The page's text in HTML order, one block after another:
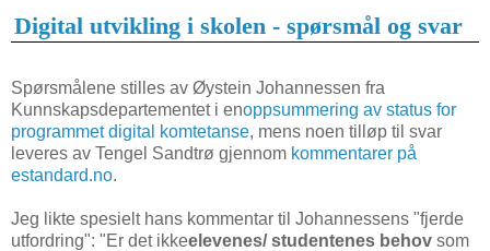
Digital utvikling i skolen - spørsmål og svar
Spørsmålene stilles av Øystein Johannessen fra
Kunnskapsdepartementet i enoppsummering av status for
programmet digital komtetanse, mens noen tilløp til svar
leveres av Tengel Sandtrø gjennom kommentarer på
estandard.no.
Jeg likte spesielt hans kommentar til Johannessens "fjerde
utfordring": "Er det ikkeelevenes/ studentenes behov som